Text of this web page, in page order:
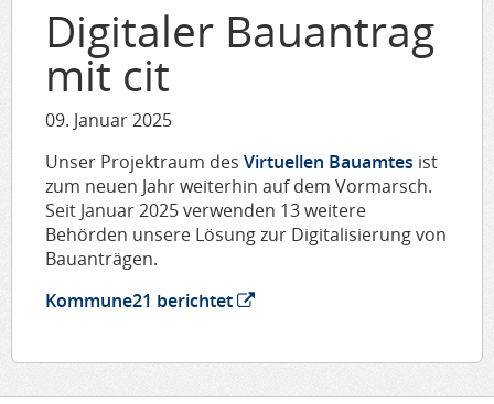
Digitaler Bauantrag
mit cit
09. Januar 2025
Unser Projektraum des Virtuellen Bauamtes ist
zum neuen Jahr weiterhin auf dem Vormarsch.
Seit Januar 2025 verwenden 13 weitere
Behörden unsere Lösung zur Digitalisierung von
Bauanträgen.
Kommune21 berichtet